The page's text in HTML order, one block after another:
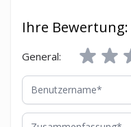
Ihre Bewertung:
General:
Benutzername
Zusammenfassung